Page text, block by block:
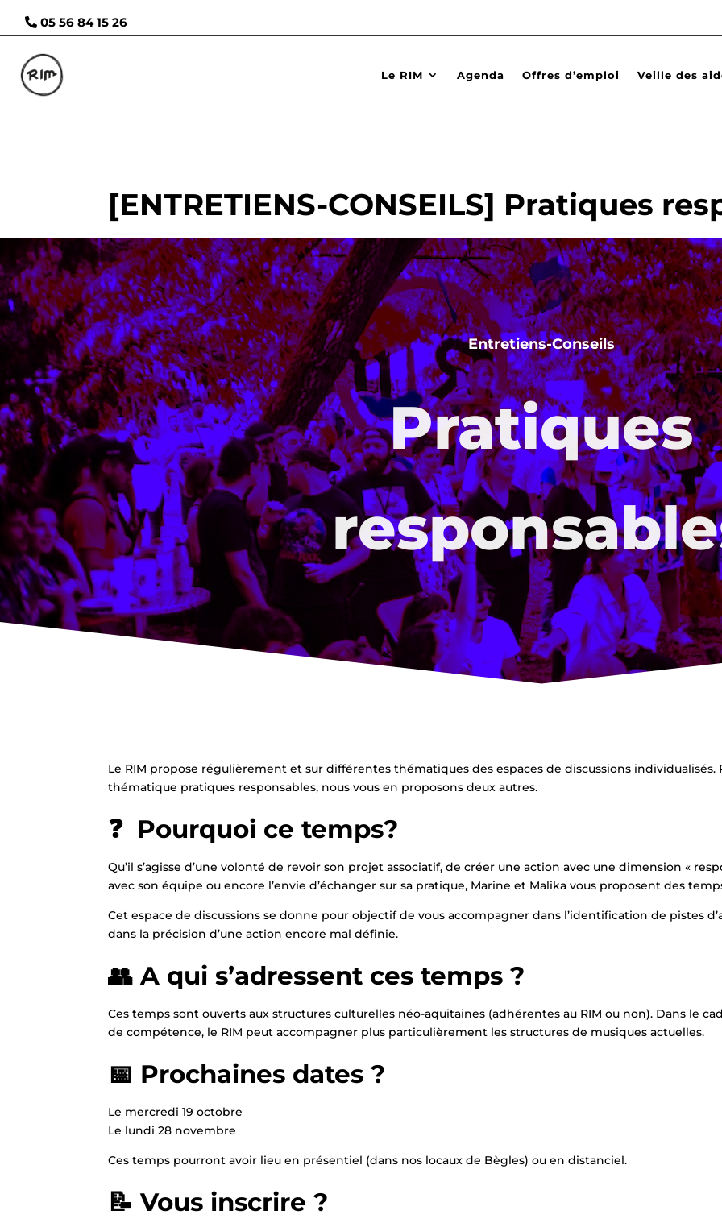
05 56 84 15 26
Le RIM Agenda Offres d’emploi Veille des
[ENTRETIENS-CONSEILS] Pratiques
Entretiens-Conseils
Pratiques
Le RIM propose régulièrement et sur différentes thématiques des espaces de discussions individualisés.
thématique pratiques responsables, nous vous en proposons deux autres.
❓ Pourquoi ce temps?
Qu’il s’agisse d’une volonté de revoir son projet associatif, de créer une action avec une dimension «
avec son équipe ou encore l’envie d’échanger sur sa pratique, Marine et Malika vous proposent des
Cet espace de discussions se donne pour objectif de vous accompagner dans l’identification de pistes
dans la précision d’une action encore mal définie.
👥 A qui s’adressent ces temps ?
Ces temps sont ouverts aux structures culturelles néo-aquitaines (adhérentes au RIM ou non). Dans le
de compétence, le RIM peut accompagner plus particulièrement les structures de musiques actuelles.
📅 Prochaines dates ?
Le mercredi 19 octobre
Le lundi 28 novembre
Ces temps pourront avoir lieu en présentiel (dans nos locaux de Bègles) ou en distanciel.
📝 Vous inscrire ?